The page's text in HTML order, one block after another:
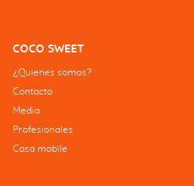
COCO SWEET
¿Quienes somos?
Contacto
Media
Profesionales
Casa mobile